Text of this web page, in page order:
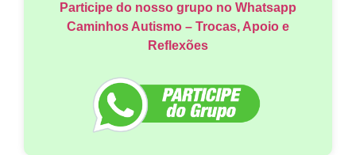
Participe do nosso grupo no Whatsapp
Caminhos Autismo – Trocas, Apoio e
Reflexões